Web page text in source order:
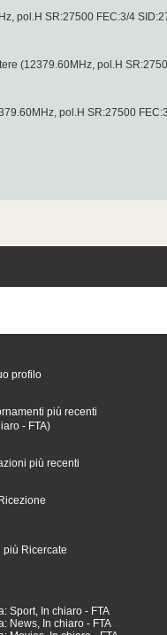
pol.H SR:27500 FEC:3/4
(12379.60MHz, pol.H
pol.H SR:27500
profilo
più recenti
- FTA)
più recenti
più Ricercate
Sport, In chiaro - FTA
News, In chiaro - FTA